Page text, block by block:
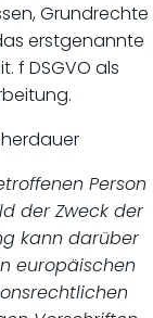
Grundrechte
erstgenannte
f DSGVO als
Person
der Zweck der
kann darüber
europäischen